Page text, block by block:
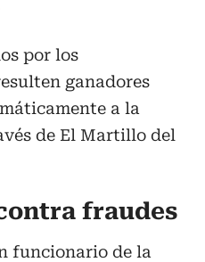
por los
ganadores
a la
de El Martillo del
fraudes
funcionario de la